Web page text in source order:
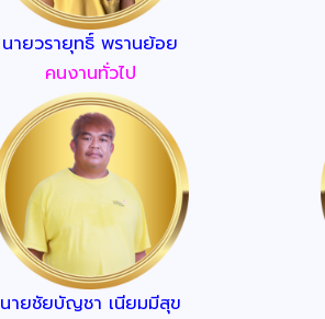
นายวรายุทธิ์ พรานย้อย
คนงานทั่วไป
นายชัยบัญชา เนียมมีสุข